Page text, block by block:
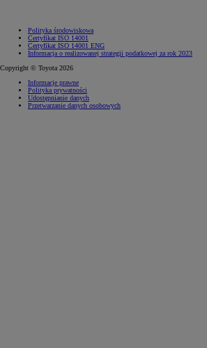
Polityka środowiskowa
Certyfikat ISO 14001
Certyfikat ISO 14001 ENG
Informacja o realizowanej strategii podatkowej za rok 2023
Copyright © Toyota 2026
Informacje prawne
Polityka prywatności
Udostępnianie danych
Przetwarzanie danych osobowych